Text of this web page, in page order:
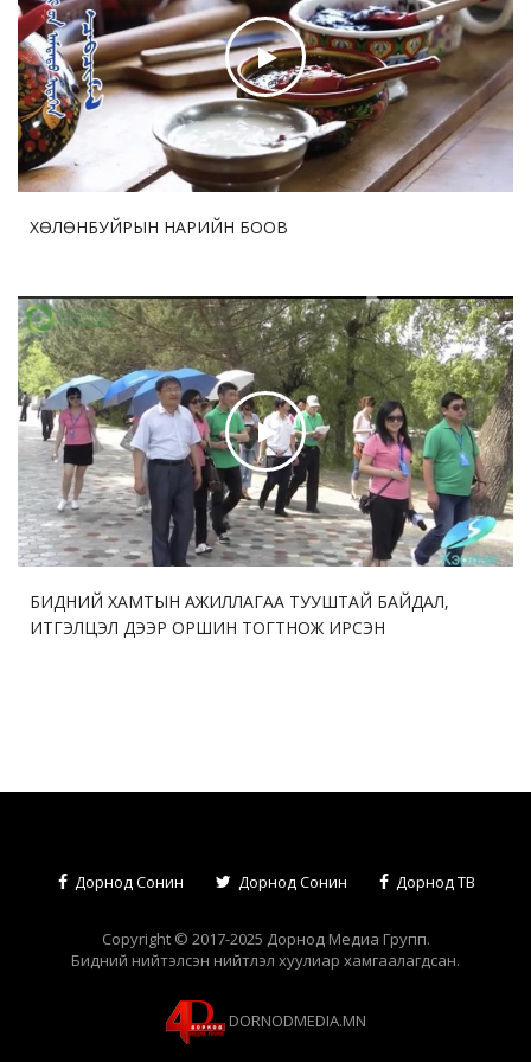
Бо Бао Жүгийн Соёл урлагийн хүрээлэнгийн нээлт
боллоо
2026-07-29 12:53:33 76
Ши Жиньпин Словакийн Ерөнхийлөгчтэй хэлэлцээр
хийв
ХӨЛӨНБУЙРЫН НАРИЙН БООВ
БИДНИЙ ХАМТЫН АЖИЛЛАГАА ТУУШТАЙ БАЙДАЛ,
ИТГЭЛЦЭЛ ДЭЭР ОРШИН ТОГТНОЖ ИРСЭН
Дорнод Сонин Дорнод Сонин Дорнод ТВ
Copyright © 2017-2025 Дорнод Медиа Групп.
Бидний нийтэлсэн нийтлэл хуулиар хамгаалагдсан.
DORNODMEDIA.MN